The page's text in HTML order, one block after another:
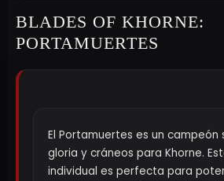
BLADES OF KHORNE:
PORTAMUERTES
El Portamuertes es un campeón
gloria y cráneos para Khorne.
individual es perfecta para